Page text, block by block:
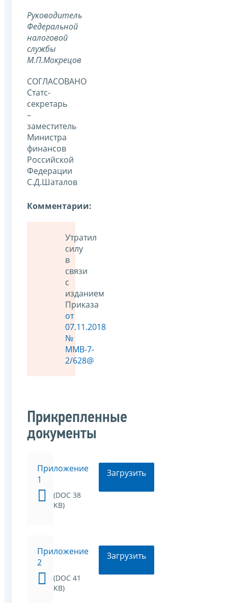
Руководитель
Федеральной
налоговой
службы
М.П.Мокрецов
СОГЛАСОВАНО
Статс-
секретарь
–
заместитель
Министра
финансов
Российской
Федерации
С.Д.Шаталов
Комментарии:
Утратил
силу
в
связи
с
изданием
Приказа
от
07.11.2018
№
ММВ-7-
2/628@
Прикрепленные
документы
Приложение
1
(DOC 38
KB)
Загрузить
Приложение
2
(DOC 41
KB)
Загрузить